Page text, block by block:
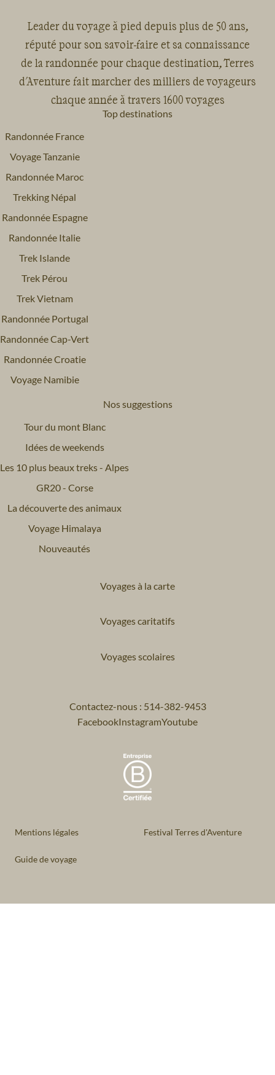
Leader du voyage à pied depuis plus de 50 ans,
réputé pour son savoir-faire et sa connaissance
de la randonnée pour chaque destination, Terres
d'Aventure fait marcher des milliers de voyageurs
chaque année à travers 1600 voyages
Top destinations
Randonnée France
Voyage Tanzanie
Randonnée Maroc
Trekking Népal
Randonnée Espagne
Randonnée Italie
Trek Islande
Trek Pérou
Trek Vietnam
Randonnée Portugal
Randonnée Cap-Vert
Randonnée Croatie
Voyage Namibie
Nos suggestions
Tour du mont Blanc
Idées de weekends
Les 10 plus beaux treks - Alpes
GR20 - Corse
La découverte des animaux
Voyage Himalaya
Nouveautés
Voyages à la carte
Voyages caritatifs
Voyages scolaires
Contactez-nous : 514-382-9453
FacebookInstagramYoutube
Mentions légales Festival Terres d'Aventure
Guide de voyage